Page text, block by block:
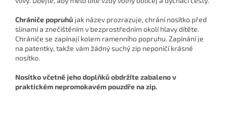
Chrániče popruhů jak název prozrazuje, chrání nosítko před
slinami a znečištěním v bezprostředním okolí hlavy dítěte.
Chrániče se zapínají kolem ramenního popruhu. Zapínání je
na patentky, takže vám žádný suchý zip neponičí krásné
nosítko.
Nosítko včetně jeho doplňků obdržíte zabaleno v
praktickém nepromokavém pouzdře na zip.